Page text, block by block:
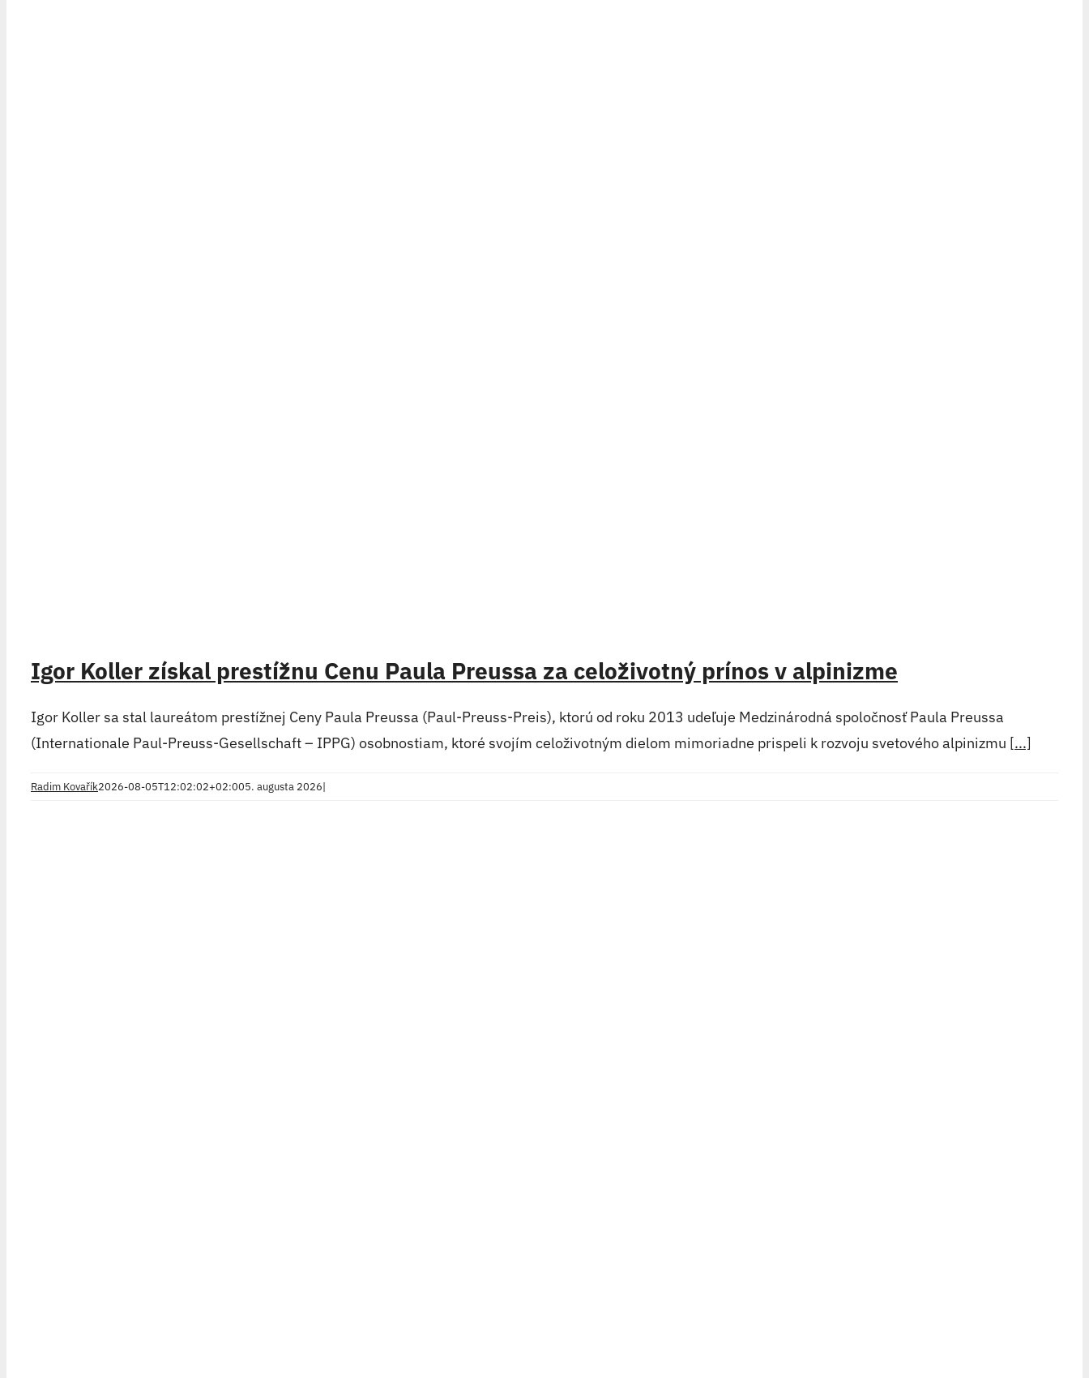
Igor Koller získal prestížnu Cenu Paula Preussa za celoživotný prínos v alpinizme
Igor Koller sa stal laureátom prestížnej Ceny Paula Preussa (Paul-Preuss-Preis), ktorú od roku 2013 udeľuje Medzinárodná spoločnosť Paula Preussa
(Internationale Paul-Preuss-Gesellschaft – IPPG) osobnostiam, ktoré svojím celoživotným dielom mimoriadne prispeli k rozvoju svetového alpinizmu [...]
Radim Kovařík2026-08-05T12:02:02+02:005. augusta 2026|